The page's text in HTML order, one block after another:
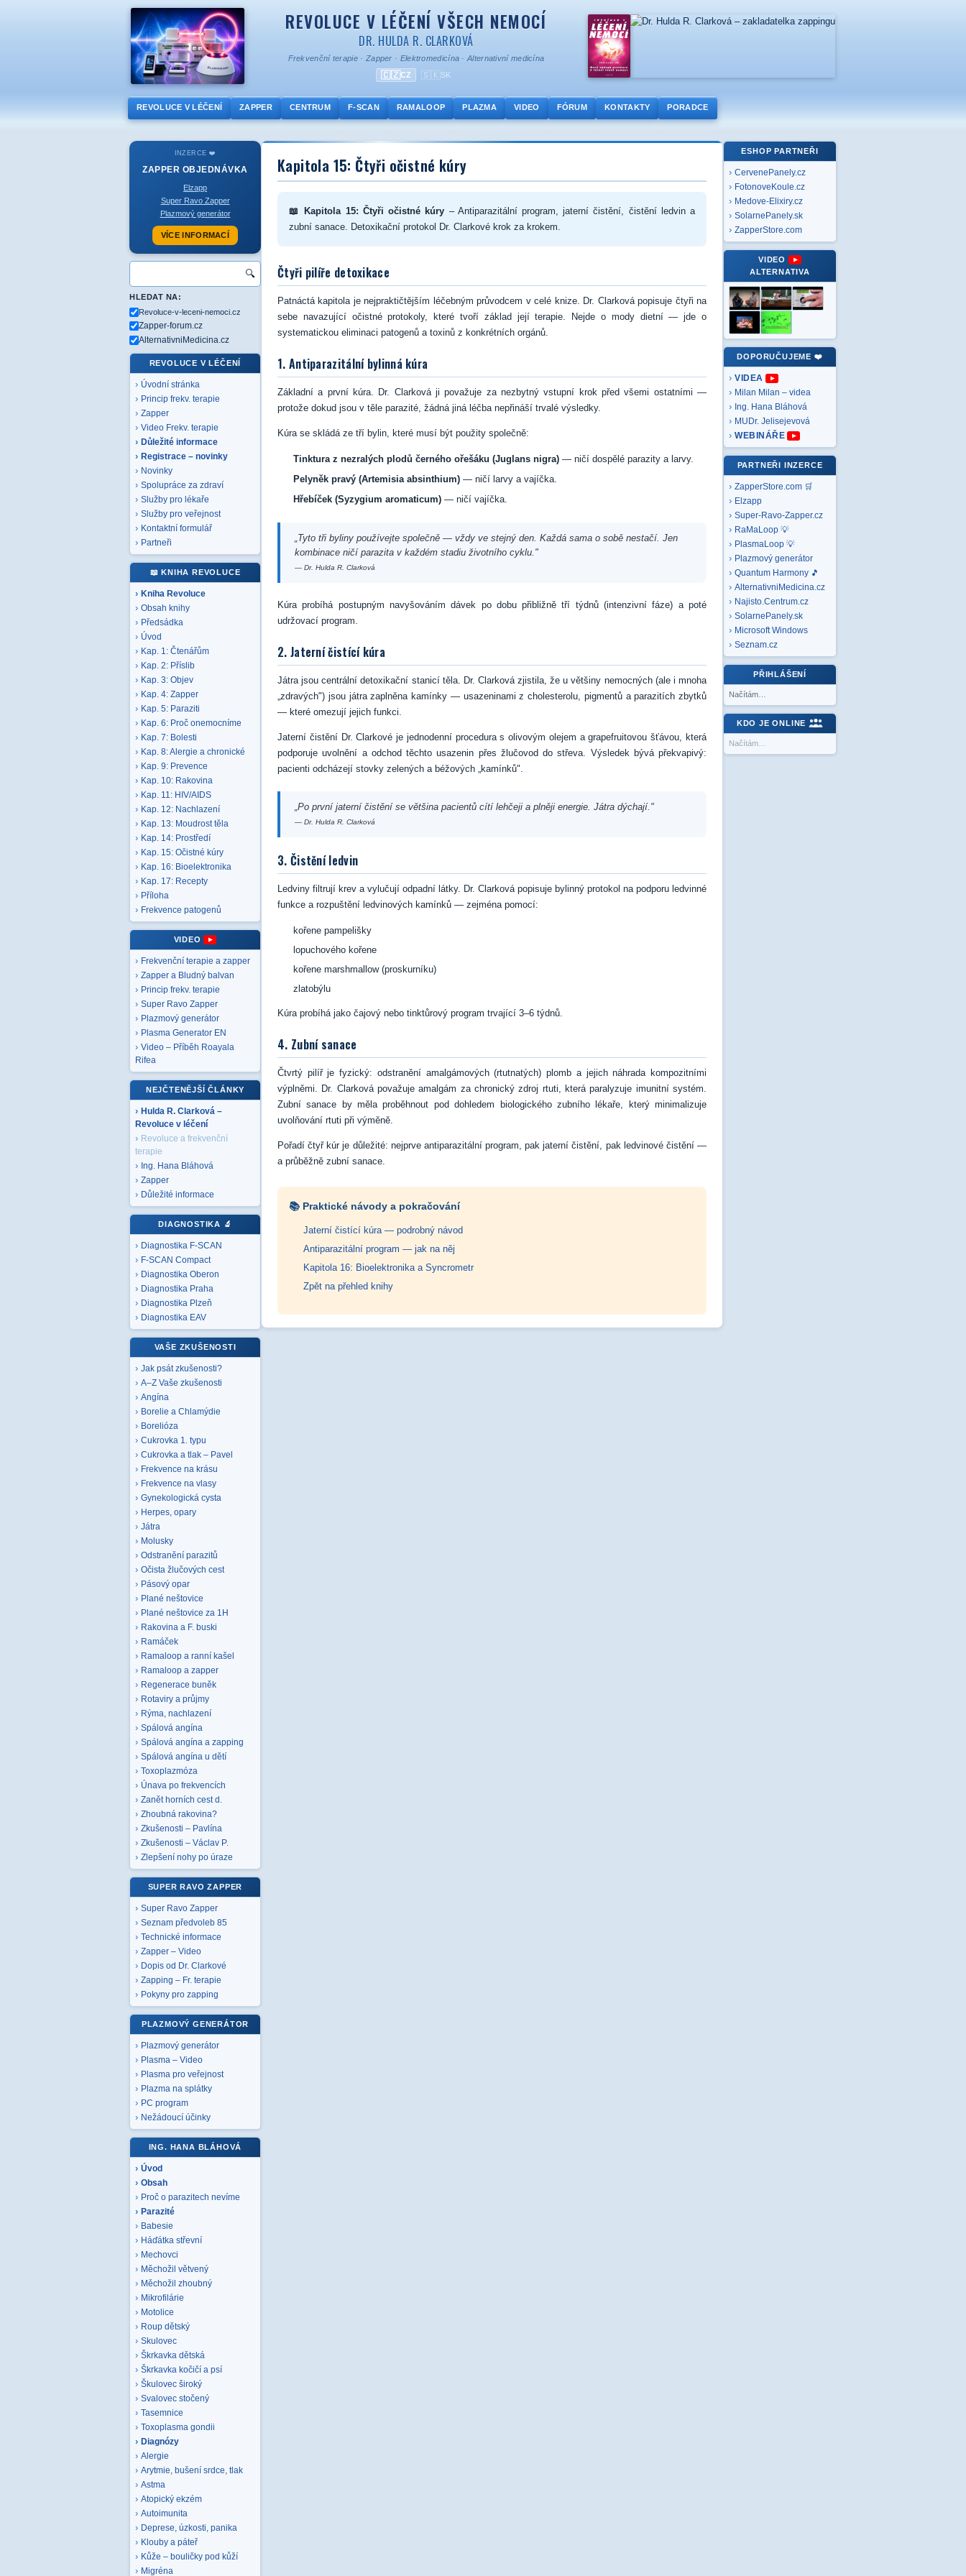
REVOLUCE V LÉČENÍ VŠECH NEMOCÍ
DR. HULDA R. CLARKOVÁ
Frekvenční terapie · Zapper · Elektromedicína ·Alternativní medicína
🇨🇿 CZ 🇸🇰SK
REVOLUCE V LÉČENÍ ZAPPER CENTRUM F-SCAN RAMALOOP PLAZMA VIDEO FÓRUM KONTAKTY PORADCE
INZERCE ❤️
ZAPPER OBJEDNÁVKA
Elzapp
Super Ravo Zapper
Plazmový generátor
VÍCE INFORMACÍ
🔍
HLEDAT NA:
Revoluce-v-leceni-nemoci.cz
Zapper-forum.cz
AlternativniMedicina.cz
REVOLUCE V LÉČENÍ
Úvodní stránka
Princip frekv. terapie
Zapper
Video Frekv. terapie
Důležité informace
Registrace – novinky
Novinky
Spolupráce za zdraví
Služby pro lékaře
Služby pro veřejnost
Kontaktní formulář
Partneři
📖 KNIHA REVOLUCE
Kniha Revoluce
Obsah knihy
Předsádka
Úvod
Kap. 1: Čtenářům
Kap. 2: Příslib
Kap. 3: Objev
Kap. 4: Zapper
Kap. 5: Paraziti
Kap. 6: Proč onemocníme
Kap. 7: Bolesti
Kap. 8: Alergie a chronické
Kap. 9: Prevence
Kap. 10: Rakovina
Kap. 11: HIV/AIDS
Kap. 12: Nachlazení
Kap. 13: Moudrost těla
Kap. 14: Prostředí
Kap. 15: Očistné kúry
Kap. 16: Bioelektronika
Kap. 17: Recepty
Příloha
Frekvence patogenů
VIDEO
Frekvenční terapie a zapper
Zapper a Bludný balvan
Princip frekv. terapie
Super Ravo Zapper
Plazmový generátor
Plasma Generator EN
Video – Příběh Roayala
Rifea
NEJČTENĚJŠÍ ČLÁNKY
Hulda R. Clarková –
Revoluce v léčení
Revoluce a frekvenční
terapie
Ing. Hana Bláhová
Zapper
Důležité informace
DIAGNOSTIKA 🔬
Diagnostika F-SCAN
F-SCAN Compact
Diagnostika Oberon
Diagnostika Praha
Diagnostika Plzeň
Diagnostika EAV
VAŠE ZKUŠENOSTI
Jak psát zkušenosti?
A–Z Vaše zkušenosti
Angína
Borelie a Chlamýdie
Borelióza
Cukrovka 1. typu
Cukrovka a tlak – Pavel
Frekvence na krásu
Frekvence na vlasy
Gynekologická cysta
Herpes, opary
Játra
Molusky
Odstranění parazitů
Očista žlučových cest
Pásový opar
Plané neštovice
Plané neštovice za 1H
Rakovina a F. buski
Ramáček
Ramaloop a ranní kašel
Ramaloop a zapper
Regenerace buněk
Rotaviry a průjmy
Rýma, nachlazení
Spálová angína
Spálová angína a zapping
Spálová angína u dětí
Toxoplazmóza
Únava po frekvencích
Zanět horních cest d.
Zhoubná rakovina?
Zkušenosti – Pavlína
Zkušenosti – Václav P.
Zlepšení nohy po úraze
SUPER RAVO ZAPPER
Super Ravo Zapper
Seznam předvoleb 85
Technické informace
Zapper – Video
Dopis od Dr. Clarkové
Zapping – Fr. terapie
Pokyny pro zapping
PLAZMOVÝ GENERÁTOR
Plazmový generátor
Plasma – Video
Plasma pro veřejnost
Plazma na splátky
PC program
Nežádoucí účinky
ING. HANA BLÁHOVÁ
Úvod
Obsah
Proč o parazitech nevíme
Parazité
Babesie
Háďátka střevní
Mechovci
Měchožil větvený
Měchožil zhoubný
Mikrofilárie
Motolice
Roup dětský
Skulovec
Škrkavka dětská
Škrkavka kočičí a psí
Škulovec široký
Svalovec stočený
Tasemnice
Toxoplasma gondii
Diagnózy
Alergie
Arytmie, bušení srdce, tlak
Astma
Atopický ekzém
Autoimunita
Deprese, úzkosti, panika
Klouby a páteř
Kůže – bouličky pod kůží
Migréna
Kapitola 15: Čtyři očistné kúry
📖 Kapitola 15: Čtyři očistné kúry – Antiparazitální program, jaterní čistění, čistění ledvin a
zubní sanace. Detoxikační protokol Dr. Clarkové krok za krokem.
Čtyři pilíře detoxikace
Patnáctá kapitola je nejpraktičtějším léčebným průvodcem v celé knize. Dr. Clarková popisuje čtyři na
sebe navazující očistné protokoly, které tvoří základ její terapie. Nejde o mody dietní — jde o
systematickou eliminaci patogenů a toxinů z konkrétních orgánů.
1. Antiparazitální bylinná kúra
Základní a první kúra. Dr. Clarková ji považuje za nezbytný vstupní krok před všemi ostatními —
protože dokud jsou v těle parazité, žádná jiná léčba nepřináší trvalé výsledky.
Kúra se skládá ze tří bylin, které musí být použity společně:
Tinktura z nezralých plodů černého ořešáku (Juglans nigra) — ničí dospělé parazity a larvy.
Pelyněk pravý (Artemisia absinthium) — ničí larvy a vajíčka.
Hřebíček (Syzygium aromaticum) — ničí vajíčka.
„Tyto tři byliny používejte společně — vždy ve stejný den. Každá sama o sobě nestačí. Jen
kombinace ničí parazita v každém stadiu životního cyklu."
— Dr. Hulda R. Clarková
Kúra probíhá postupným navyšováním dávek po dobu přibližně tří týdnů (intenzivní fáze) a poté
udržovací program.
2. Jaterní čistící kúra
Játra jsou centrální detoxikační stanicí těla. Dr. Clarková zjistila, že u většiny nemocných (ale i mnoha
„zdravých") jsou játra zaplněna kamínky — usazeninami z cholesterolu, pigmentů a parazitích zbytků
— které omezují jejich funkci.
Jaterní čistění Dr. Clarkové je jednodenní procedura s olivovým olejem a grapefruitovou šťávou, která
podporuje uvolnění a odchod těchto usazenin přes žlučovod do střeva. Výsledek bývá překvapivý:
pacienti odcházejí stovky zelených a béžových „kamínků".
„Po první jaterní čistění se většina pacientů cítí lehčeji a plněji energie. Játra dýchají."
— Dr. Hulda R. Clarková
3. Čistění ledvin
Ledviny filtrují krev a vylučují odpadní látky. Dr. Clarková popisuje bylinný protokol na podporu ledvinné
funkce a rozpuštění ledvinových kamínků — zejména pomocí:
kořene pampelišky
lopuchového kořene
kořene marshmallow (proskurníku)
zlatobýlu
Kúra probíhá jako čajový nebo tinktůrový program trvající 3–6 týdnů.
4. Zubní sanace
Čtvrtý pilíř je fyzický: odstranění amalgámových (rtutnatých) plomb a jejich náhrada kompozitními
výplněmi. Dr. Clarková považuje amalgám za chronický zdroj rtuti, která paralyzuje imunitní systém.
Zubní sanace by měla proběhnout pod dohledem biologického zubního lékaře, který minimalizuje
uvolňování rtuti při výměně.
Pořadí čtyř kúr je důležité: nejprve antiparazitální program, pak jaterní čistění, pak ledvinové čistění —
a průběžně zubní sanace.
📚 Praktické návody a pokračování
Jaterní čistící kúra — podrobný návod
Antiparazitální program — jak na něj
Kapitola 16: Bioelektronika a Syncrometr
Zpět na přehled knihy
ESHOP PARTNEŘI
CervenePanely.cz
FotonoveKoule.cz
Medove-Elixiry.cz
SolarnePanely.sk
ZapperStore.com
VIDEO
ALTERNATIVA
DOPORUČUJEME ❤️
VIDEA
Milan Milan – videa
Ing. Hana Bláhová
MUDr. Jelisejevová
WEBINÁŘE
PARTNEŘI INZERCE
ZapperStore.com 🛒
Elzapp
Super-Ravo-Zapper.cz
RaMaLoop 💡
PlasmaLoop 💡
Plazmový generátor
Quantum Harmony 🎵
AlternativniMedicina.cz
Najisto.Centrum.cz
SolarnePanely.sk
Microsoft Windows
Seznam.cz
PŘIHLÁŠENÍ
Načítám…
KDO JE ONLINE
Načítám…